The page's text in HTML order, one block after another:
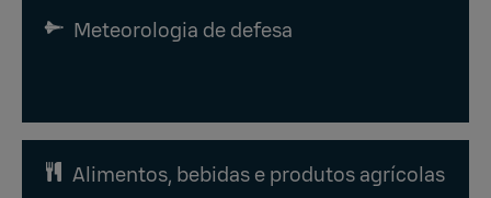
Meteorologia de defesa
Alimentos, bebidas e produtos agrícolas